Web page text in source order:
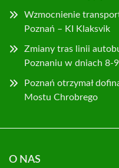
Wzmocnienie
Poznań – KI Klaksvik
Zmiany tras linii
Poznaniu w dniach 8-
Poznań otrzymał
Mostu Chrobrego
O NAS